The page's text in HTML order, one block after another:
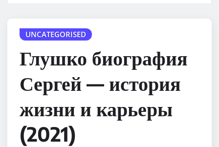
UNCATEGORISED
Глушко биография
Сергей — история
жизни и карьеры
(2021)